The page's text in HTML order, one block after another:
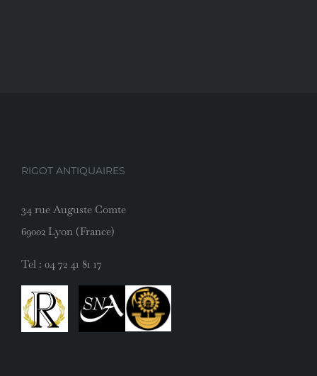
RIGOT ANTIQUAIRES
34 rue Auguste Comte
69002 Lyon (France)
Tel : 04 72 41 81 17